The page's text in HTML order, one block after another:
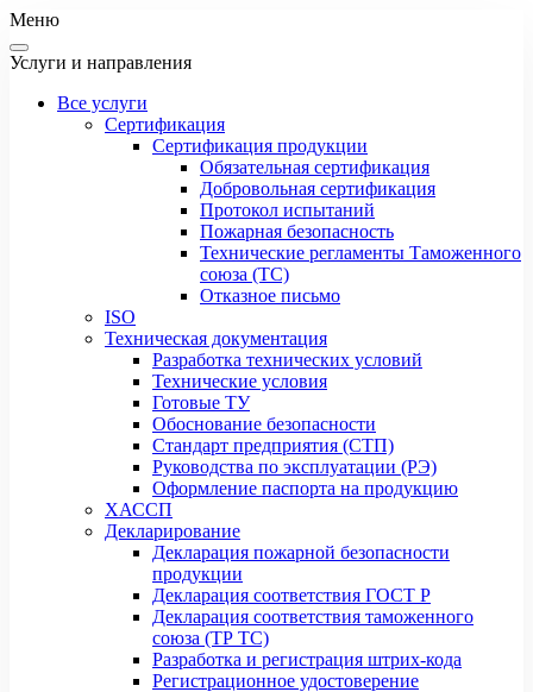
Меню
Услуги и направления
Все услуги
Сертификация
Сертификация продукции
Обязательная сертификация
Добровольная сертификация
Протокол испытаний
Пожарная безопасность
Технические регламенты Таможенного
союза (ТС)
Отказное письмо
ISO
Техническая документация
Разработка технических условий
Технические условия
Готовые ТУ
Обоснование безопасности
Стандарт предприятия (СТП)
Руководства по эксплуатации (РЭ)
Оформление паспорта на продукцию
ХАССП
Декларирование
Декларация пожарной безопасности
продукции
Декларация соответствия ГОСТ Р
Декларация соответствия таможенного
союза (ТР ТС)
Разработка и регистрация штрих-кода
Регистрационное удостоверение